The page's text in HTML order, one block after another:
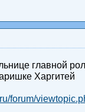
главной
Харгитей
forum/